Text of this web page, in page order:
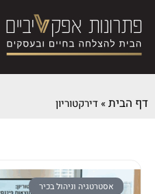
דף הבית» דירקטוריון
אסטרטגיה וניהול בכיר